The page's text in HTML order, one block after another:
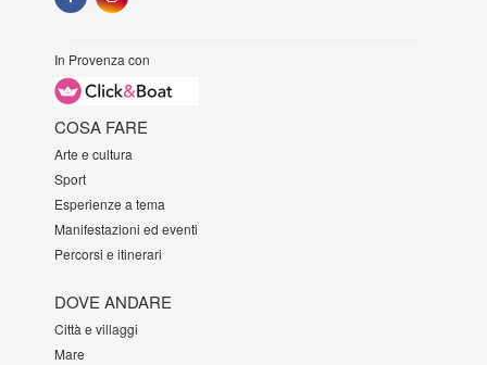
In Provenza con
COSA FARE
Arte e cultura
Sport
Esperienze a tema
Manifestazioni ed eventi
Percorsi e itinerari
DOVE ANDARE
Città e villaggi
Mare